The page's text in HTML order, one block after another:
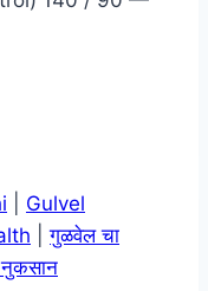
Gulvel
|गुळवेल चा